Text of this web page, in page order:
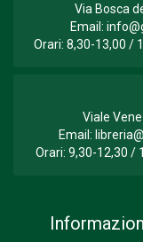
Via Bosca
Email:
Orari: 8,30-13,00 /
Viale
Email:
Orari: 9,30-12,30 /